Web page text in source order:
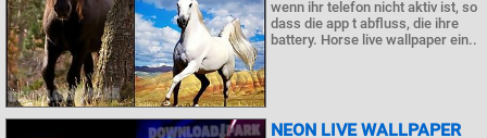
wenn ihr telefon nicht aktiv ist, so
dass die app t abfluss, die ihre
battery. Horse live wallpaper ein..
NEON LIVE WALLPAPER